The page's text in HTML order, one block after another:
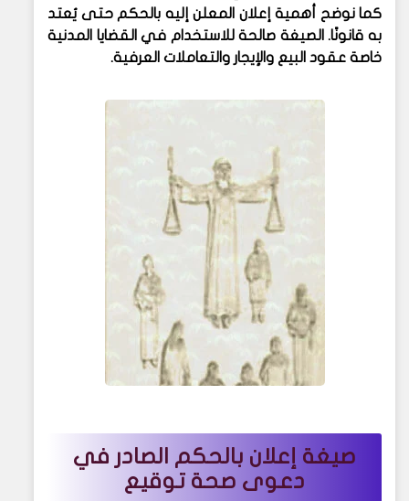
كما نوضح أهمية إعلان المعلن إليه بالحكم حتى يُعتد
به قانونًا. الصيغة صالحة للاستخدام في القضايا المدنية
خاصة عقود البيع والإيجار والتعاملات العرفية.
صيغة إعلان بالحكم الصادر في
دعوى صحة توقيع